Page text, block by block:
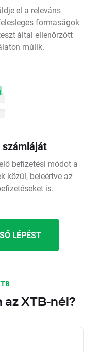
el a releváns
formaságok
által ellenőrzött
múlik.
számláját
befizetési módot a
közül, beleértve az
is.
LÉPÉST
XTB-nél?